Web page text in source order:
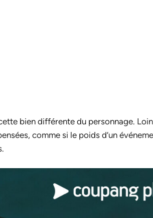
bien différente du personnage.
comme si le poids d’un